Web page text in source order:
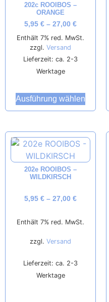
202c ROOIBOS –
ORANGE
5,95 € – 27,00 €
Enthält 7% red. MwSt.
zzgl. Versand
Lieferzeit: ca. 2-3
Werktage
Ausführung wählen
202e ROOIBOS –
WILDKIRSCH
5,95 € – 27,00 €
Enthält 7% red. MwSt.
zzgl. Versand
Lieferzeit: ca. 2-3
Werktage